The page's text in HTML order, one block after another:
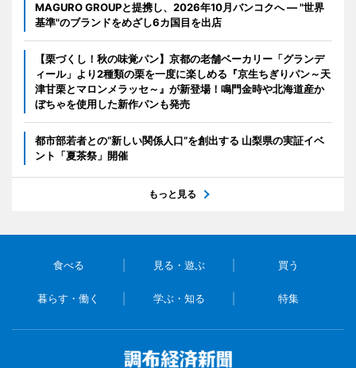
MAGURO GROUPと提携し、2026年10月バンコクへ ― "世界
基準"のブランドをめざし6カ国目を出店
【栗づくし！秋の味覚パン】京都の老舗ベーカリー「グランデ
ィール」より2種類の栗を一度に楽しめる『京生ちぎりパン～天
津甘栗とマロンメラッセ～』が新登場！鳴門金時や北海道産か
ぼちゃを使用した新作パンも発売
都市部若者との“新しい関係人口”を創出する 山梨県の実証イベ
ント「夏茶祭」開催
もっと見る
食べる 見る・遊ぶ 買う
暮らす・働く 学ぶ・知る 特集